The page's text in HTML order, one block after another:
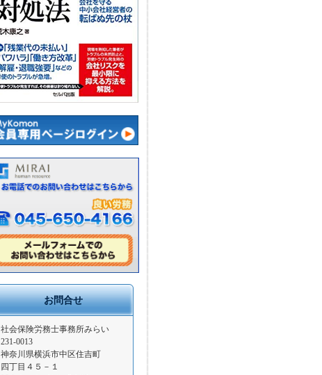
お問合せ
社会保険労務士事務所みらい
231-0013
神奈川県横浜市中区住吉町
四丁目４５－１